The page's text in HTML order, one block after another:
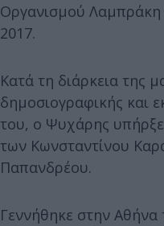
Οργανισμού
2017.
Κατά τη διάρκεια της
δημοσιογραφικής και
του, ο Ψυχάρης
των Κωνσταντίνου
Παπανδρέου.
Γεννήθηκε στην Αθήνα